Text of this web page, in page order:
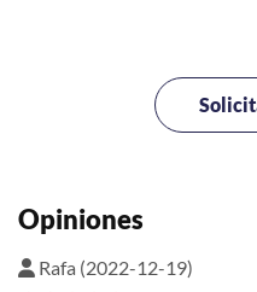
Opiniones
Rafa (2022-12-19)